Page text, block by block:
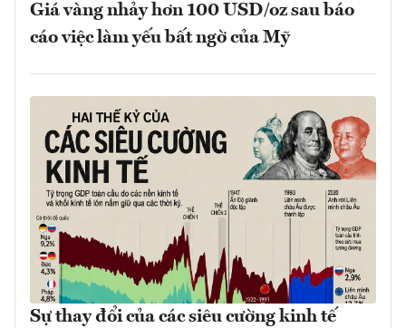
Giá vàng nhảy hơn 100 USD/oz sau báo
cáo việc làm yếu bất ngờ của Mỹ
Sự thay đổi của các siêu cường kinh tế